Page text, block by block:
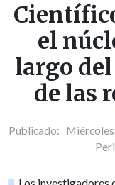
el
largo
de las
Publicado:
Los investigadores